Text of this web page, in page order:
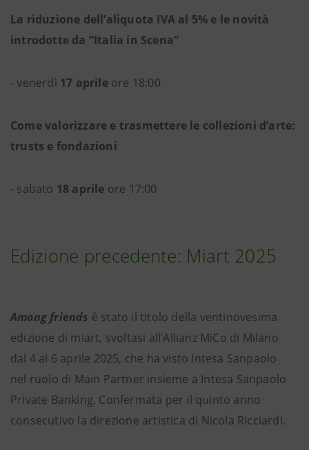
La riduzione dell’aliquota IVA al 5% e le novità
introdotte da “Italia in Scena”
- venerdì 17 aprileore 18:00
Come valorizzare e trasmettere le collezioni d’arte:
trusts e fondazioni
- sabato 18 aprile ore 17:00
Edizione precedente: Miart 2025
Among friends è stato il titolo della ventinovesima
edizione di miart, svoltasi all’Allianz MiCo di Milano
dal 4 al 6 aprile 2025, che ha visto Intesa Sanpaolo
nel ruolo di Main Partner insieme a Intesa Sanpaolo
Private Banking. Confermata per il quinto anno
consecutivo la direzione artistica di Nicola Ricciardi.